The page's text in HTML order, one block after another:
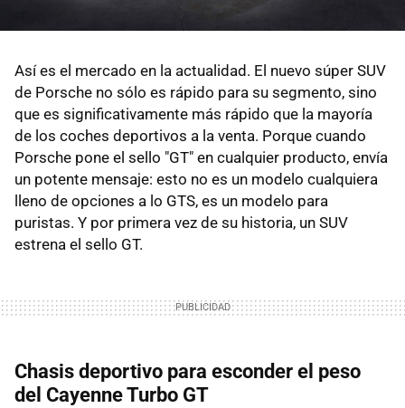
Así es el mercado en la actualidad. El nuevo súper SUV
de Porsche no sólo es rápido para su segmento, sino
que es significativamente más rápido que la mayoría
de los coches deportivos a la venta. Porque cuando
Porsche pone el sello "GT" en cualquier producto, envía
un potente mensaje: esto no es un modelo cualquiera
lleno de opciones a lo GTS, es un modelo para
puristas. Y por primera vez de su historia, un SUV
estrena el sello GT.
Chasis deportivo para esconder el peso
del Cayenne Turbo GT